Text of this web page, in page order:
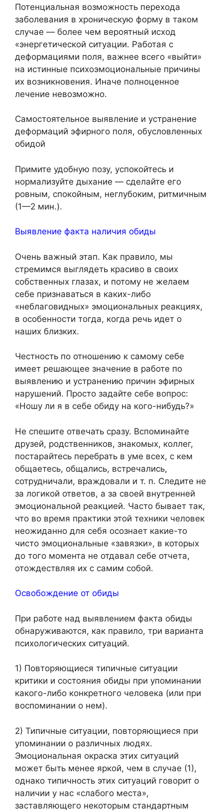
Потенциальная возможность перехода
заболевания в хроническую форму в таком
случае — более чем вероятный исход
«энергетической ситуации. Работая с
деформациями поля, важнее всего «выйти»
на истинные психоэмоциональные причины
их возникновения. Иначе полноценное
лечение невозможно.
Самостоятельное выявление и устранение
деформаций эфирного поля, обусловленных
обидой
Примите удобную позу, успокойтесь и
нормализуйте дыхание — сделайте его
ровным, спокойным, неглубоким, ритмичным
(1—2 мин.).
Выявление факта наличия обиды
Очень важный этап. Как правило, мы
стремимся выглядеть красиво в своих
собственных глазах, и потому не желаем
себе признаваться в каких-либо
«неблаговидных» эмоциональных реакциях,
в особенности тогда, когда речь идет о
наших близких.
Честность по отношению к самому себе
имеет решающее значение в работе по
выявлению и устранению причин эфирных
нарушений. Просто задайте себе вопрос:
«Ношу ли я в себе обиду на кого-нибудь?»
Не спешите отвечать сразу. Вспоминайте
друзей, родственников, знакомых, коллег,
постарайтесь перебрать в уме всех, с кем
общаетесь, общались, встречались,
сотрудничали, враждовали и т. п. Следите не
за логикой ответов, а за своей внутренней
эмоциональной реакцией. Часто бывает так,
что во время практики этой техники человек
неожиданно для себя осознает какие-то
чисто эмоциональные «завязки», в которых
до того момента не отдавал себе отчета,
отождествляя их с самим собой.
Освобождение от обиды
При работе над выявлением факта обиды
обнаруживаются, как правило, три варианта
психологических ситуаций.
1) Повторяющиеся типичные ситуации
критики и состояния обиды при упоминании
какого-либо конкретного человека (или при
воспоминании о нем).
2) Типичные ситуации, повторяющиеся при
упоминании о различных людях.
Эмоциональная окраска этих ситуаций
может быть менее яркой, чем в случае (1),
однако типичность этих ситуаций говорит о
наличии у нас «слабого места»,
заставляющего некоторым стандартным